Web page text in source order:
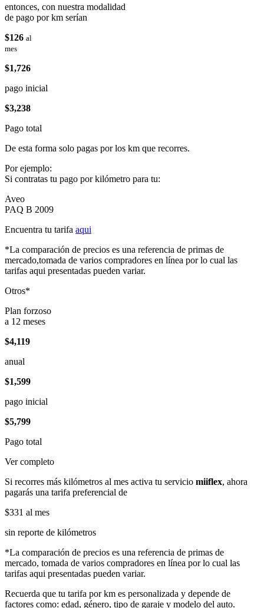
entonces, con nuestra modalidad
de pago por km serían
$126 al
mes
$1,726
pago inicial
$3,238
Pago total
De esta forma solo pagas por los km que recorres.
Por ejemplo:
Si contratas tu pago por kilómetro para tu:
Aveo
PAQ B 2009
Encuentra tu tarifa aqui
*La comparación de precios es una referencia de primas de
mercado,tomada de varios compradores en línea por lo cual las
tarifas aqui presentadas pueden variar.
Otros*
Plan forzoso
a 12 meses
$4,119
anual
$1,599
pago inicial
$5,799
Pago total
Ver completo
Si recorres más kilómetros al mes activa tu servicio miiflex, ahora
pagarás una tarifa preferencial de
$331 al mes
sin reporte de kilómetros
*La comparación de precios es una referencia de primas de
mercado, tomada de varios compradores en línea por lo cual las
tarifas aqui presentadas pueden variar.
Recuerda que tu tarifa por km es personalizada y depende de
factores como: edad, género, tipo de garaje y modelo del auto.